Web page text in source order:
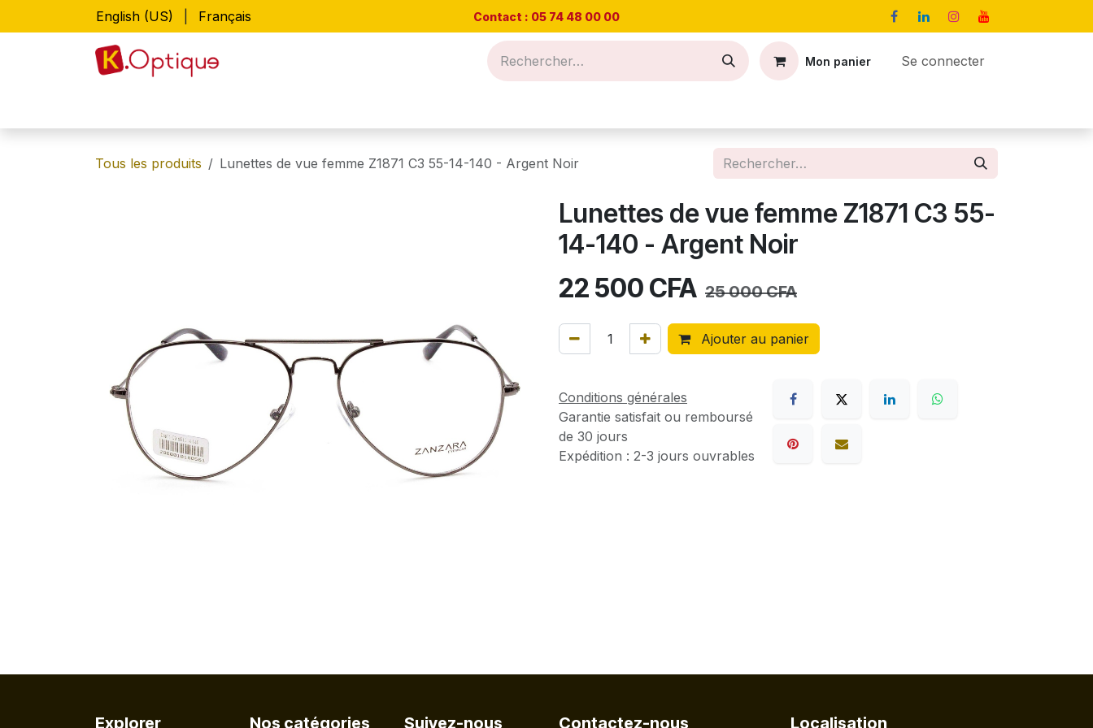
Se rendre au contenuEnglish (US) Français Contact : 05 74 48 00 00
Mon panier Se connecter
Tous les produits Lunettes de vue femme Z1871 C3 55-14-140 - Argent Noir
Lunettes de vue femme Z1871 C3 55-
14-140 - Argent Noir
22 500 CFA 25 000CFA
Ajouter au panier
Conditions générales
Garantie satisfait ou remboursé
de 30 jours
Expédition : 2-3 jours ouvrables
Explorer Nos catégories Suivez-nous Contactez-nous Localisation